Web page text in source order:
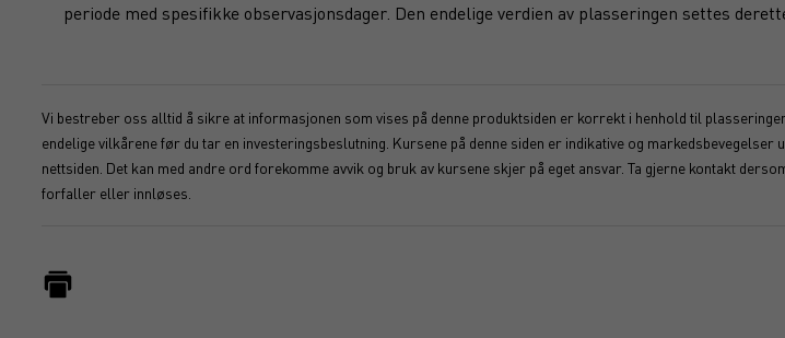
periode med spesifikke observasjonsdager. Den endelige verdien av plasseringen settes
Vi bestreber oss alltid å sikre at informasjonen som vises på denne produktsiden er korrekt i henhold til
endelige vilkårene før du tar en investeringsbeslutning. Kursene på denne siden er indikative og
nettsiden. Det kan med andre ord forekomme avvik og bruk av kursene skjer på eget ansvar. Ta gjerne kontakt
forfaller eller innløses.